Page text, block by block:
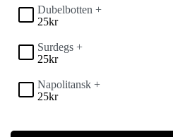
Dubelbotten +
25kr
Surdegs +
25kr
Napolitansk +
25kr